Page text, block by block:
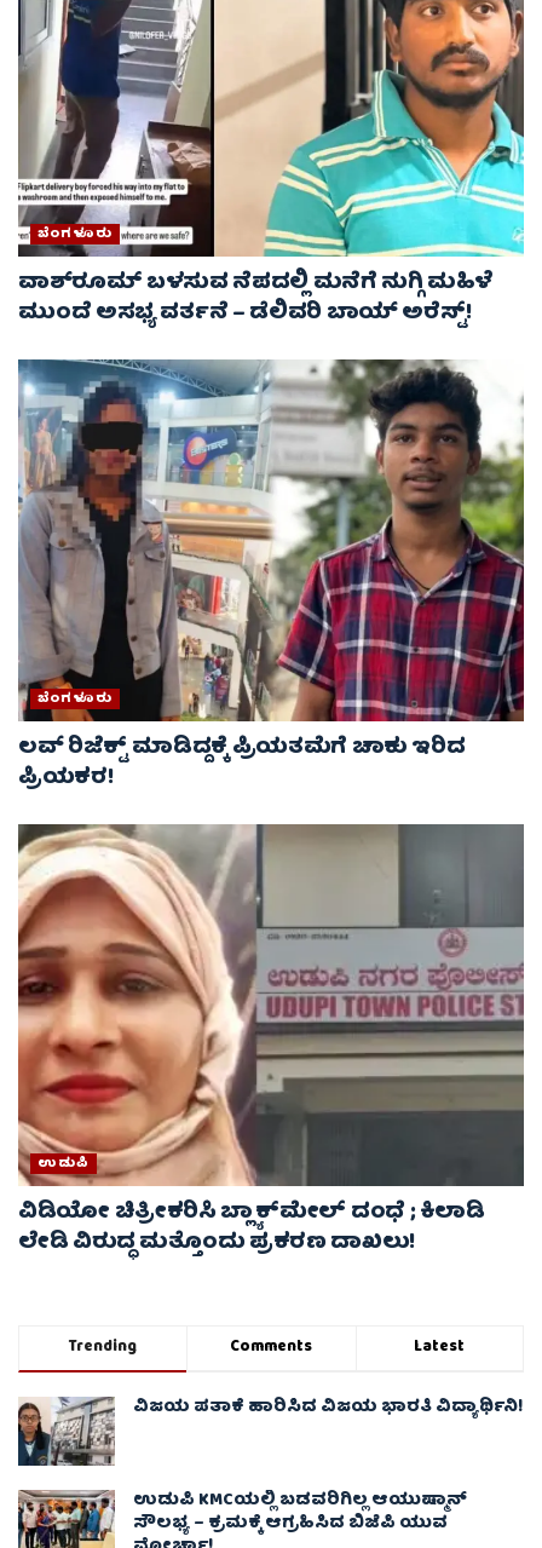
ಬೆಂಗಳೂರು
ವಾಶ್‌ರೂಮ್‌ ಬಳಸುವ ನೆಪದಲ್ಲಿ ಮನೆಗೆ ನುಗ್ಗಿ ಮಹಿಳೆ
ಮುಂದೆ ಅಸಭ್ಯ ವರ್ತನೆ – ಡೆಲಿವರಿ ಬಾಯ್ ಅರೆಸ್ಟ್‌!
ಬೆಂಗಳೂರು
ಲವ್‌ ರಿಜೆಕ್ಟ್‌ ಮಾಡಿದ್ದಕ್ಕೆ ಪ್ರಿಯತಮೆಗೆ ಚಾಕು ಇರಿದ
ಪ್ರಿಯಕರ!
ಉಡುಪಿ
ವಿಡಿಯೋ ಚಿತ್ರೀಕರಿಸಿ ಬ್ಲ್ಯಾಕ್‌ಮೇಲ್ ದಂಧೆ ; ಕಿಲಾಡಿ
ಲೇಡಿ ವಿರುದ್ಧ ಮತ್ತೊಂದು ಪ್ರಕರಣ ದಾಖಲು!
Trending Comments Latest
ವಿಜಯ ಪತಾಕೆ ಹಾರಿಸಿದ ವಿಜಯ ಭಾರತಿ ವಿದ್ಯಾರ್ಥಿನಿ!
ಉಡುಪಿ KMCಯಲ್ಲಿ ಬಡವರಿಗಿಲ್ಲ ಆಯುಷ್ಮಾನ್
ಸೌಲಭ್ಯ – ಕ್ರಮಕ್ಕೆ ಆಗ್ರಹಿಸಿದ ಬಿಜೆಪಿ ಯುವ